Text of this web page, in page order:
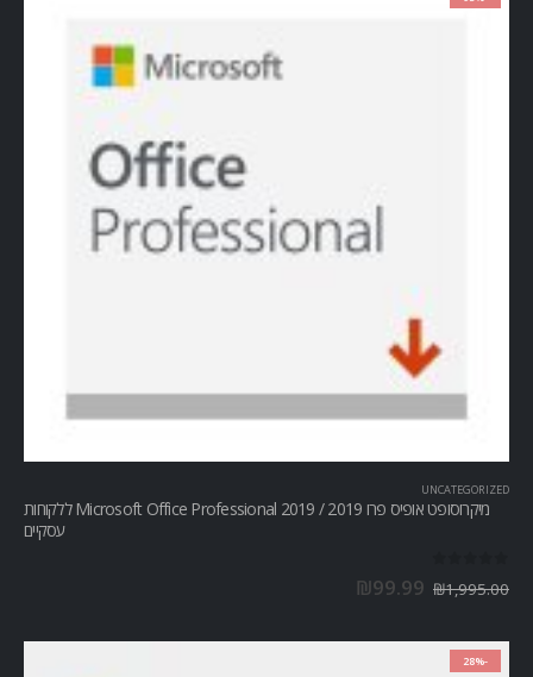
UNCATEGORIZED
מיקרוסופט אופיס פרו Microsoft Office Professional 2019 / 2019 ללקוחות
עסקיים
₪1,995.00
₪99.99
-28%